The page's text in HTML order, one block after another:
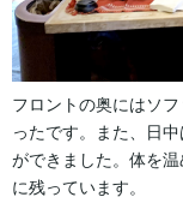
フロントの奥にはソ
ったです。また、日
ができました。体を
に残っています。